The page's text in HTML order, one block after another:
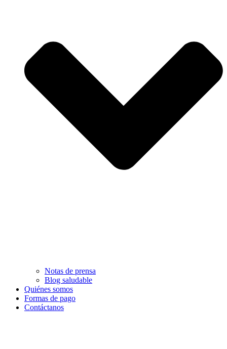
Notas de prensa
Blog saludable
Quiénes somos
Formas de pago
Contáctanos